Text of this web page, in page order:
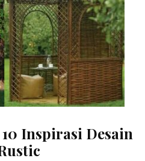
Inspirasi Desain